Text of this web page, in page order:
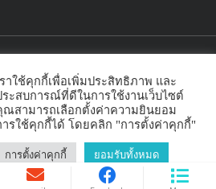
ราใช้คุกกี้เพื่อเพิ่มประสิทธิภาพ และ
ระสบการณ์ที่ดีในการใช้งานเว็บไซต์
ณสามารถเลือกตั้งค่าความยินยอม
ารใช้คุกกี้ได้ โดยคลิก "การตั้งค่าคุกกี้"
การตั้งค่าคุกกี้ ยอมรับทั้งหมด